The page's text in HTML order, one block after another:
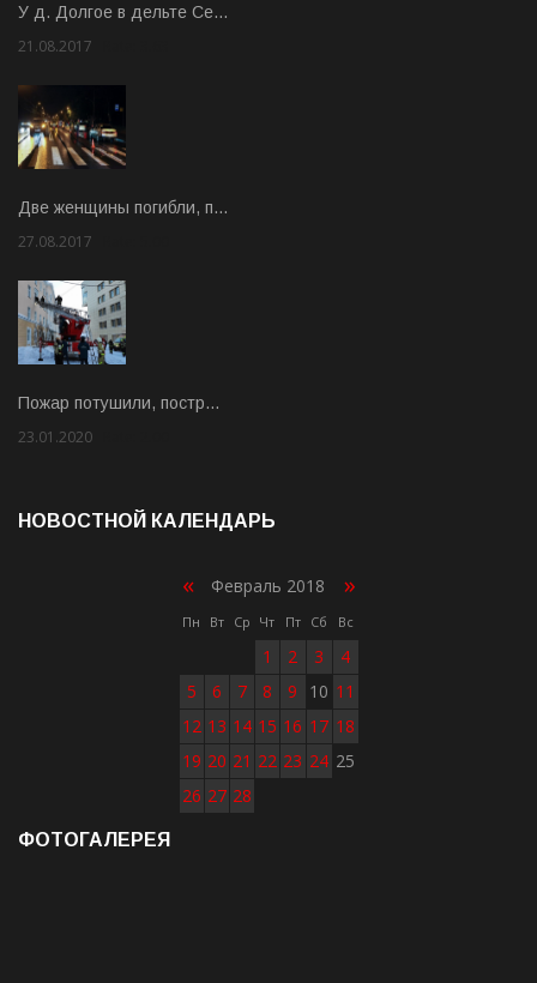
У д. Долгое в дельте Се…
21.08.2017
Две женщины погибли, п…
27.08.2017
Пожар потушили, постр…
23.01.2020
НОВОСТНОЙ КАЛЕНДАРЬ
« Февраль 2018 »
Пн Вт Ср Чт Пт Сб Вс
1 2 3
4
5
6 7 8 9 10 11
12 13 14 15 16 17 18
19 20 21 22 23 24 25
26 27 28
ФОТОГАЛЕРЕЯ